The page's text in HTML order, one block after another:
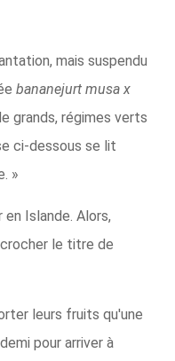
mais suspendu
bananejurt musa x
grands, régimes verts
ci-dessous se lit
»
Islande. Alors,
le titre de
leurs fruits qu'une
pour arriver à